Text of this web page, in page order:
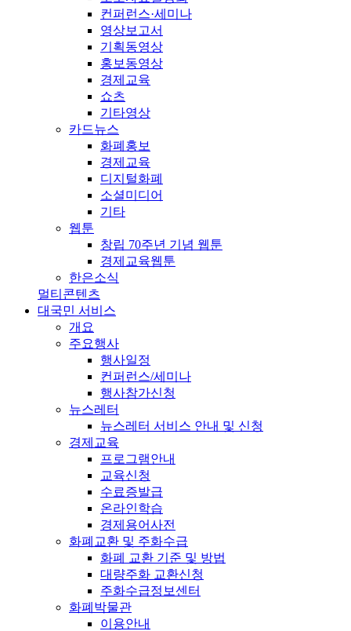
컨퍼런스·세미나
영상보고서
기획동영상
홍보동영상
경제교육
쇼츠
기타영상
카드뉴스
화폐홍보
경제교육
디지털화폐
소셜미디어
기타
웹툰
창립 70주년 기념 웹툰
경제교육웹툰
한은소식
멀티콘텐츠
대국민 서비스
개요
주요행사
행사일정
컨퍼런스/세미나
행사참가신청
뉴스레터
뉴스레터 서비스 안내 및 신청
경제교육
프로그램안내
교육신청
수료증발급
온라인학습
경제용어사전
화폐교환 및 주화수급
화폐 교환 기준 및 방법
대량주화 교환신청
주화수급정보센터
화폐박물관
이용안내